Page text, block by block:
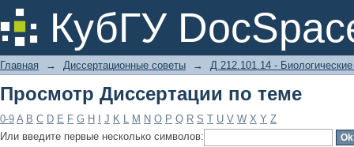
КубГУ
Просмотр Диссертации по теме
Главная → Диссертационные советы → Д 212.101.14 - Биологические
Просмотр Диссертации по теме
0-9 A B C D E F G H J K L M N O P Q R S T U V W X Y Z
Или введите первые несколько символов: